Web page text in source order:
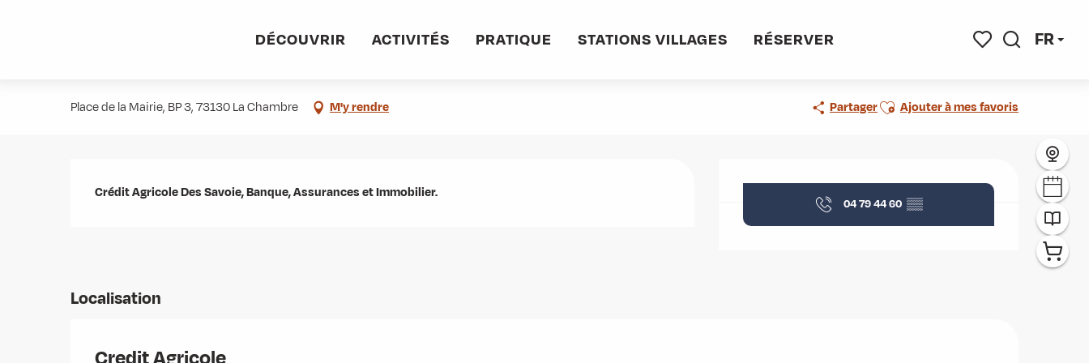
FR
DÉCOUVRIR ACTIVITÉS PRATIQUE STATIONS VILLAGES RÉSERVER
Place de la Mairie, BP 3, 73130 La Chambre M'y rendre PartagerAjouter aux favoris
Ajouter à mes favoris
Ouverture et coordonnées
04 79 44 60 ▒▒
Description
Crédit Agricole Des Savoie, Banque, Assurances et Immobilier.
Localisation